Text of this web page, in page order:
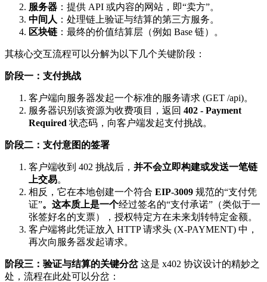
服务器 ：提供 API 或内容的网站，即“卖方”。
中间人 ：处理链上验证与结算的第三方服务。
区块链 ：最终的价值结算层（例如 Base 链）。
其核心交互流程可以分解为以下几个关键阶段：
阶段一：支付挑战
客户端向服务器发起一个标准的服务请求 (GET /api)。
服务器识别该资源为收费项目，返回 402 - Payment
Required 状态码，向客户端发起支付挑战。
阶段二：支付意图的签署
客户端收到 402 挑战后， 并不会立即构建或发送一笔链
上交易。
相反，它在本地创建一个符合 EIP-3009 规范的“支付凭
证”。这本质上是一个经过签名的“支付承诺”（类似于一
张签好名的支票），授权特定方在未来划转特定金额。
客户端将此凭证放入 HTTP 请求头 (X-PAYMENT) 中，
再次向服务器发起请求。
阶段三：验证与结算的关键分岔 这是 x402 协议设计的精妙之
处，流程在此处可以分岔：